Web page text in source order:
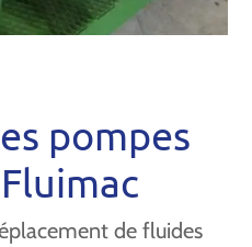
pompes
de fluides